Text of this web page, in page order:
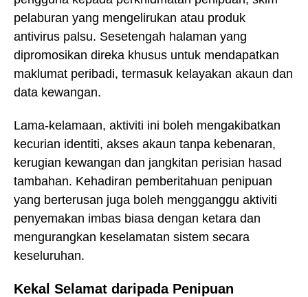
pelaburan yang mengelirukan atau produk
antivirus palsu. Sesetengah halaman yang
dipromosikan direka khusus untuk mendapatkan
maklumat peribadi, termasuk kelayakan akaun dan
data kewangan.
Lama-kelamaan, aktiviti ini boleh mengakibatkan
kecurian identiti, akses akaun tanpa kebenaran,
kerugian kewangan dan jangkitan perisian hasad
tambahan. Kehadiran pemberitahuan penipuan
yang berterusan juga boleh mengganggu aktiviti
penyemakan imbas biasa dengan ketara dan
mengurangkan keselamatan sistem secara
keseluruhan.
Kekal Selamat daripada Penipuan